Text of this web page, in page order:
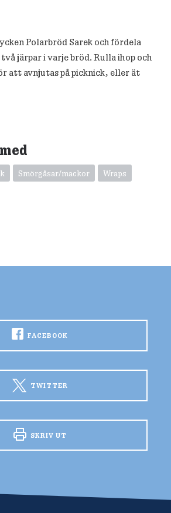
Polarbröd Sarek och fördela
järpar i varje bröd. Rulla ihop och
att avnjutas på picknick, eller ät
Smörgåsar/mackor
Wraps
FACEBOOK
TWITTER
SKRIV UT